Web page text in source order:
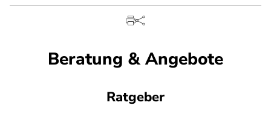
Beratung & Angebote
Ratgeber